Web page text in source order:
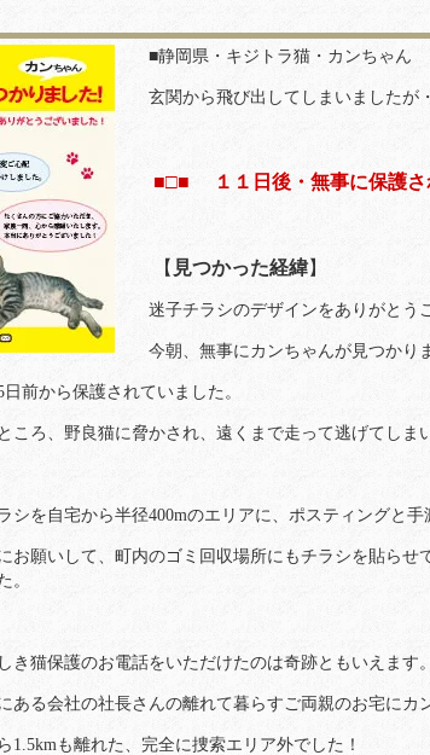
■静岡県・キジトラ猫・カンちゃん
玄関から飛び出してしまいましたが
■□■ １１日後・無事に保護さ
【 見つかった経緯】
迷子チラシのデザインをありがとうご
今朝、無事にカンちゃんが見つかりま
前から保護されていました。
ころ、野良猫に脅かされ、遠くまで走って逃げてしま
シを自宅から半径400mのエリアに、ポスティングと手
お願いして、町内のゴミ回収場所にもチラシを貼らせ
。
き猫保護のお電話をいただけたのは奇跡ともいえます。
ある会社の社長さんの離れて暮らすご両親のお宅にカ
1.5kmも離れた、完全に捜索エリア外でした！